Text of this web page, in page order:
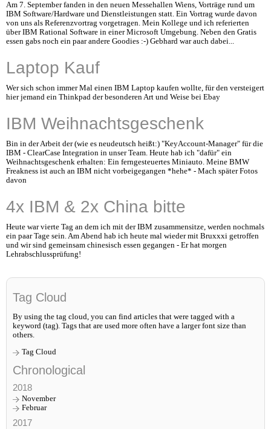
Am 7. September fanden in den neuen Messehallen Wiens, Vorträge rund um
IBM Software/Hardware und Dienstleistungen statt. Ein Vortrag wurde davon
von uns als Referenzvortrag vorgetragen. Mein Kollege und ich referierten
über IBM Rational Software in einer Microsoft Umgebung. Neben den Gratis
essen gabs noch ein paar andere Goodies :-) Gebhard war auch dabei...
Laptop Kauf
Wer sich schon immer Mal einen IBM Laptop kaufen wollte, für den versteigert
hier jemand ein Thinkpad der besonderen Art und Weise bei Ebay
IBM Weihnachtsgeschenk
Bin in der Arbeit der (wie es neudeutsch heißt:) "KeyAccount-Manager" für die
IBM - ClearCase Integration in unser Team. Heute hab ich "dafür" ein
Weihnachtsgeschenk erhalten: Ein ferngesteuertes Miniauto. Meine BMW
Freakness ist auch an IBM nicht vorbeigegangen *hehe* - Mach später Fotos
davon
4x IBM & 2x China bitte
Heute war vierte Tag an dem ich mit der IBM zusammensitze, werden nochmals
ein paar Tage sein. Am Abend hab ich heute mal wieder mit Bruxxxi getroffen
und wir sind gemeinsam chinesisch essen gegangen - Er hat morgen
Lehrabschlussprüfung!
Tag Cloud
By using the tag cloud, you can find articles that were tagged with a
keyword (tag). Tags that are used more often have a larger font size than
others.
Tag Cloud
Chronological
2018
November
Februar
2017